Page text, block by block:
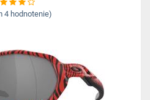
4 hodnotenie)